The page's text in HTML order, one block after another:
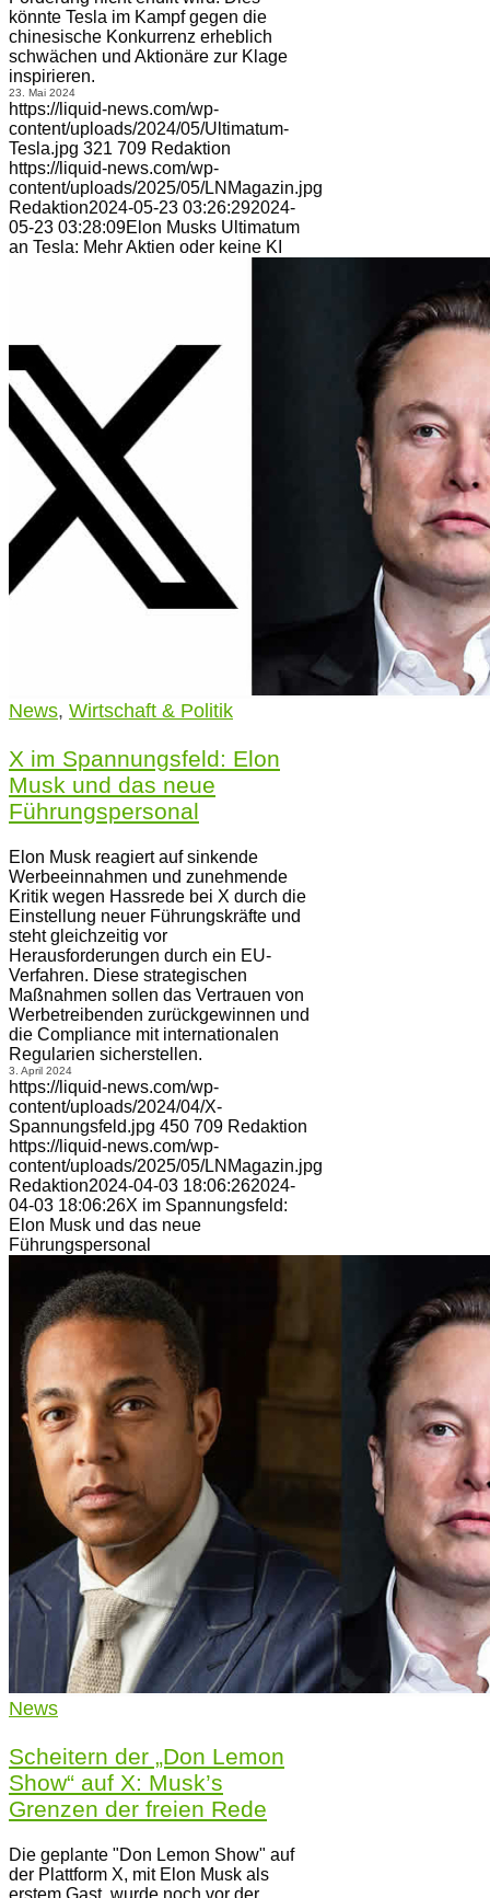
könnte Tesla im Kampf gegen die
chinesische Konkurrenz erheblich
schwächen und Aktionäre zur Klage
inspirieren.
23. Mai 2024
https://liquid-news.com/wp-
content/uploads/2024/05/Ultimatum-
Tesla.jpg 321 709 Redaktion
https://liquid-news.com/wp-
content/uploads/2025/05/LNMagazin.jpg
Redaktion2024-05-23 03:26:292024-
05-23 03:28:09Elon Musks Ultimatum
an Tesla: Mehr Aktien oder keine KI
News, Wirtschaft & Politik
X im Spannungsfeld: Elon
Musk und das neue
Führungspersonal
Elon Musk reagiert auf sinkende
Werbeeinnahmen und zunehmende
Kritik wegen Hassrede bei X durch die
Einstellung neuer Führungskräfte und
steht gleichzeitig vor
Herausforderungen durch ein EU-
Verfahren. Diese strategischen
Maßnahmen sollen das Vertrauen von
Werbetreibenden zurückgewinnen und
die Compliance mit internationalen
Regularien sicherstellen.
3. April 2024
https://liquid-news.com/wp-
content/uploads/2024/04/X-
Spannungsfeld.jpg 450 709 Redaktion
https://liquid-news.com/wp-
content/uploads/2025/05/LNMagazin.jpg
Redaktion2024-04-03 18:06:262024-
04-03 18:06:26X im Spannungsfeld:
Elon Musk und das neue
Führungspersonal
News
Scheitern der „Don Lemon
Show“ auf X: Musk’s
Grenzen der freien Rede
Die geplante "Don Lemon Show" auf
der Plattform X, mit Elon Musk als
erstem Gast, wurde noch vor der